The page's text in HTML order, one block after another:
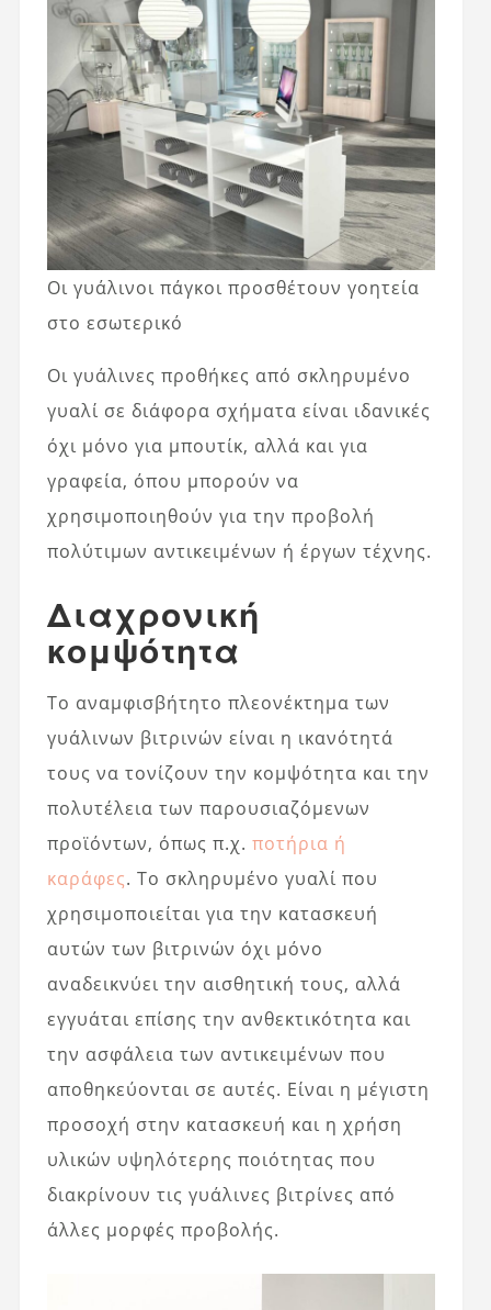
Οι γυάλινοι πάγκοι προσθέτουν γοητεία
στο εσωτερικό
Οι γυάλινες προθήκες από σκληρυμένο
γυαλί σε διάφορα σχήματα είναι ιδανικές
όχι μόνο για μπουτίκ, αλλά και για
γραφεία, όπου μπορούν να
χρησιμοποιηθούν για την προβολή
πολύτιμων αντικειμένων ή έργων τέχνης.
Διαχρονική
κομψότητα
Το αναμφισβήτητο πλεονέκτημα των
γυάλινων βιτρινών είναι η ικανότητά
τους να τονίζουν την κομψότητα και την
πολυτέλεια των παρουσιαζόμενων
προϊόντων, όπως π.χ. ποτήρια ή
καράφες. Το σκληρυμένο γυαλί που
χρησιμοποιείται για την κατασκευή
αυτών των βιτρινών όχι μόνο
αναδεικνύει την αισθητική τους, αλλά
εγγυάται επίσης την ανθεκτικότητα και
την ασφάλεια των αντικειμένων που
αποθηκεύονται σε αυτές. Είναι η μέγιστη
προσοχή στην κατασκευή και η χρήση
υλικών υψηλότερης ποιότητας που
διακρίνουν τις γυάλινες βιτρίνες από
άλλες μορφές προβολής.